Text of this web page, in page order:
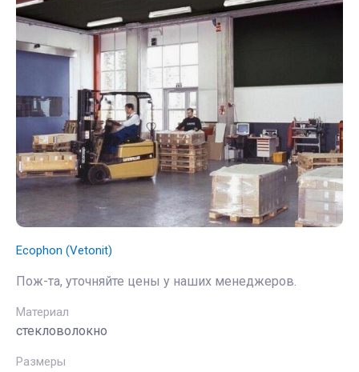
Ecophon (Vetonit)
Пож-та, уточняйте цены у наших менеджеров.
Материал
стекловолокно
Размеры